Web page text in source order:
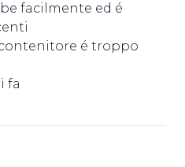
facilmente ed é
é troppo
fa